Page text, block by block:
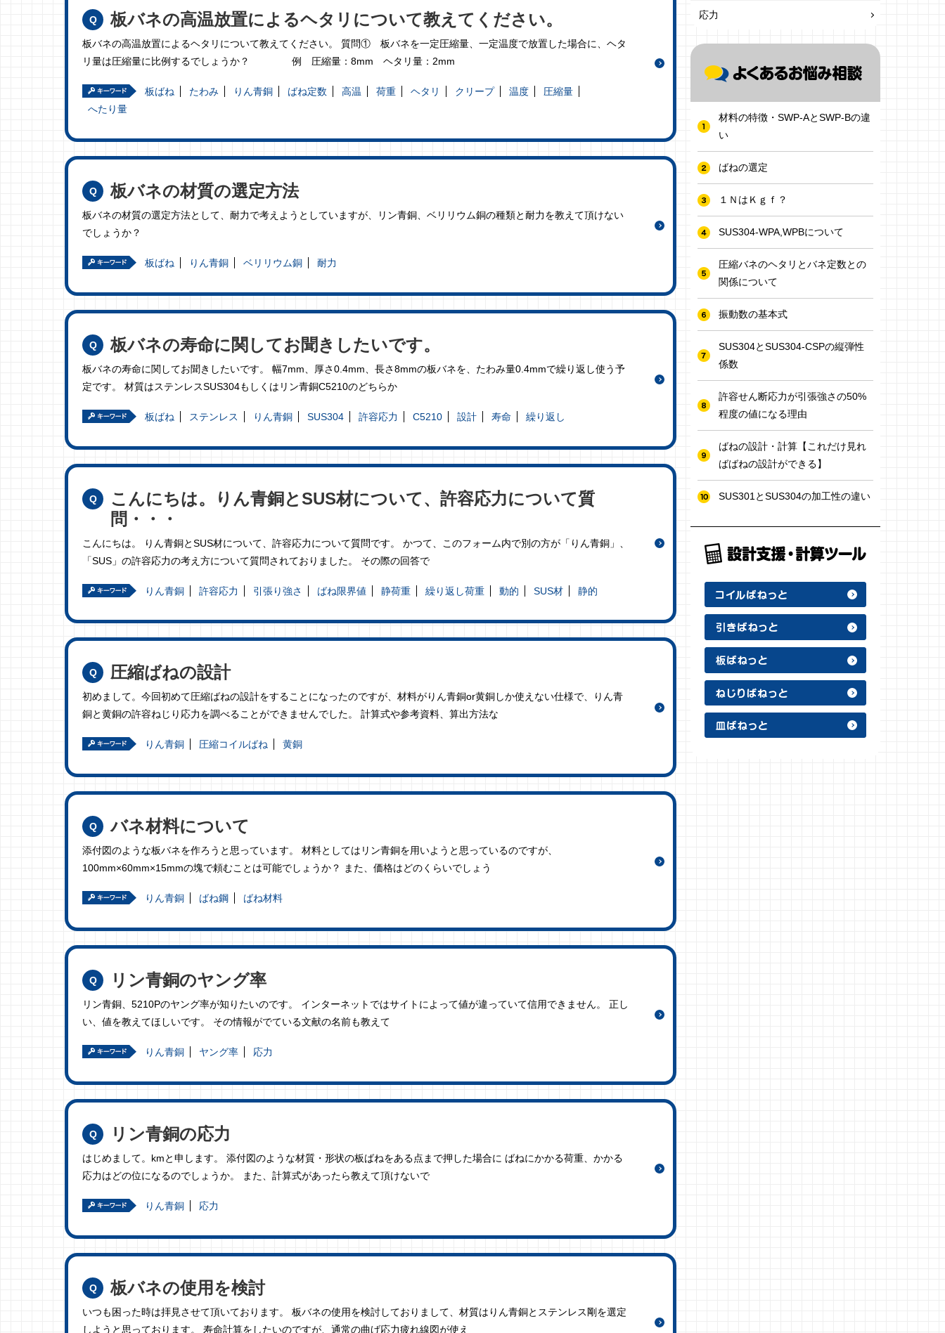
板バネの高温放置によるヘタリについて教えてください。
板バネの高温放置によるヘタリについて教えてください。 質問① 板バネを一定圧縮量、一定温度で放置した場合に、ヘタ
リ量は圧縮量に比例するでしょうか？ 例 圧縮量：8mm ヘタリ量：2mm
板ばね たわみ りん青銅 ばね定数 高温 荷重 ヘタリ クリープ 温度
圧縮量
へたり量
板バネの材質の選定方法
板バネの材質の選定方法として、耐力で考えようとしていますが、リン青銅、ベリリウム銅の種類と耐力を教えて頂けない
でしょうか？
板ばね りん青銅 ベリリウム銅 耐力
板バネの寿命に関してお聞きしたいです。
板バネの寿命に関してお聞きしたいです。 幅7mm、厚さ0.4mm、長さ8mmの板バネを、たわみ量0.4mmで繰り返し使う予
定です。 材質はステンレスSUS304もしくはリン青銅C5210のどちらか
板ばね ステンレス りん青銅 SUS304 許容応力 C5210 設計 寿命 繰り返し
こんにちは。りん青銅とSUS材について、許容応力について質
問・・・
こんにちは。 りん青銅とSUS材について、許容応力について質問です。 かつて、このフォーム内で別の方が「りん青銅」、
「SUS」の許容応力の考え方について質問されておりました。 その際の回答で
りん青銅 許容応力 引張り強さ ばね限界値 静荷重 繰り返し荷重 動的 SUS材 静的
圧縮ばねの設計
初めまして。今回初めて圧縮ばねの設計をすることになったのですが、材料がりん青銅or黄銅しか使えない仕様で、りん青
銅と黄銅の許容ねじり応力を調べることができませんでした。 計算式や参考資料、算出方法な
りん青銅 圧縮コイルばね 黄銅
バネ材料について
添付図のような板バネを作ろうと思っています。 材料としてはリン青銅を用いようと思っているのですが、
100mm×60mm×15mmの塊で頼むことは可能でしょうか？ また、価格はどのくらいでしょう
りん青銅 ばね鋼 ばね材料
リン青銅のヤング率
リン青銅、5210Pのヤング率が知りたいのです。 インターネットではサイトによって値が違っていて信用できません。 正し
い、値を教えてほしいです。 その情報がでている文献の名前も教えて
りん青銅 ヤング率 応力
リン青銅の応力
はじめまして。kmと申します。 添付図のような材質・形状の板ばねをある点まで押した場合に ばねにかかる荷重、かかる
応力はどの位になるのでしょうか。 また、計算式があったら教えて頂けないで
りん青銅 応力
板バネの使用を検討
いつも困った時は拝見させて頂いております。 板バネの使用を検討しておりまして、材質はりん青銅とステンレス剛を選定
しようと思っております。 寿命計算をしたいのですが、通常の曲げ応力疲れ線図が使え
応力
材料の特徴・SWP-AとSWP-Bの違
い
ばねの選定
１ＮはＫｇｆ？
SUS304-WPA,WPBについて
圧縮バネのヘタリとバネ定数との
関係について
振動数の基本式
SUS304とSUS304-CSPの縦弾性
係数
許容せん断応力が引張強さの50%
程度の値になる理由
ばねの設計・計算【これだけ見れ
ばばねの設計ができる】
SUS301とSUS304の加工性の違い